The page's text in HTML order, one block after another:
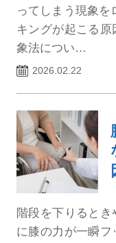
ってしまう現象を
キングが起こる
象法につい…
2026.02.22
階段を下りると
に膝の力が一瞬